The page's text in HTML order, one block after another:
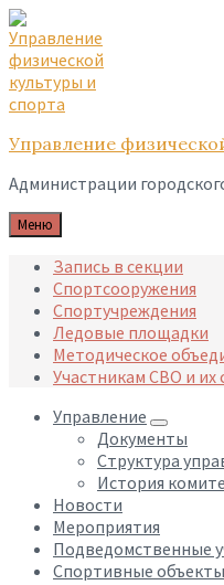
Skip
to
content
Skip
to
main
navigation
Skip
to
footer
Управление
Администрации
Меню
Запись в секции
Спортсооружения
Спортучреждения
Ледовые площадки
Методическое
Участникам СВО и их
Управление
Документы
Структура
История
Новости
Мероприятия
Подведомственные
Спортивные объекты